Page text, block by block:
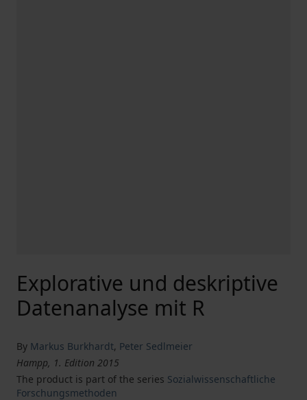
Explorative und deskriptive
Datenanalyse mit R
By Markus Burkhardt, Peter Sedlmeier
Hampp, 1. Edition 2015
The product is part of the series Sozialwissenschaftliche
Forschungsmethoden